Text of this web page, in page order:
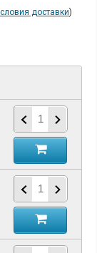
доставки)